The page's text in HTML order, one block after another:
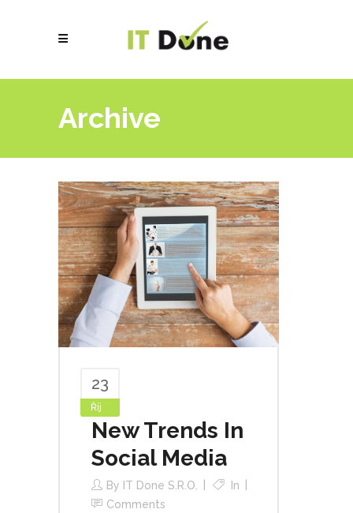
Archive
23
Říj
New Trends In
Social Media
By IT Done S.r.o.
In
Comments